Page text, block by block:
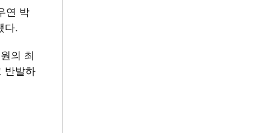
연 박
다.
의 최
반발하